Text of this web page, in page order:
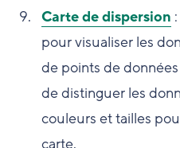
Carte de dispersion
pour visualiser les
de points de
de distinguer les
couleurs et tailles
carte.